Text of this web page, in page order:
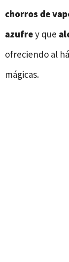
chorros de
azufrey que
ofreciendo al
mágicas.